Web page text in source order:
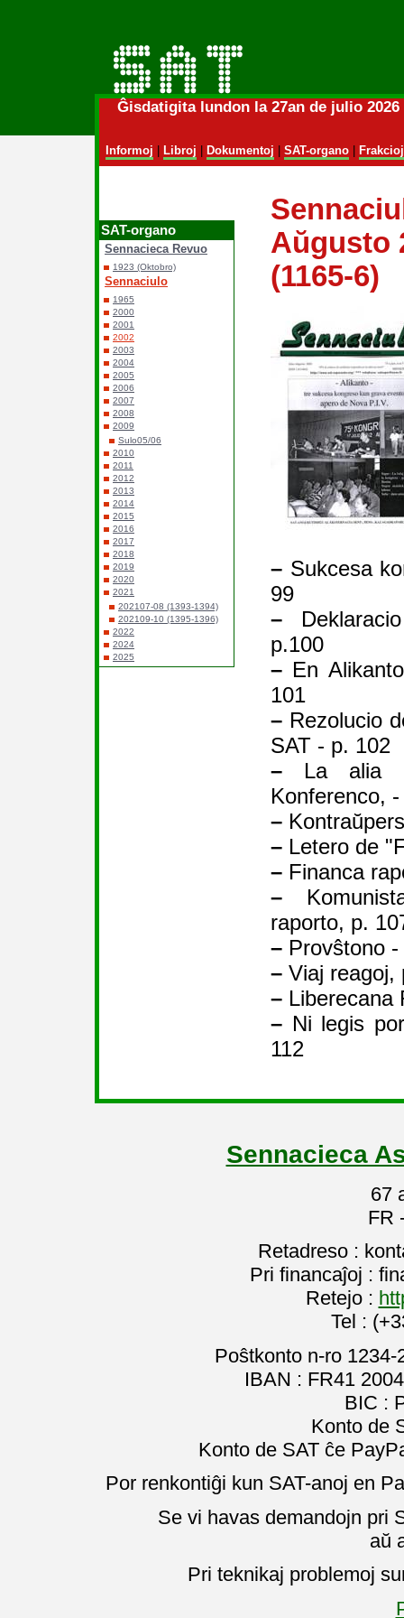
Ĝisdatigita lundon la 27an de julio
Informoj Libroj Dokumentoj SAT-organo| Frakcioj
SAT-organo
Sennacieca Revuo
1923 (Oktobro)
Sennaciulo
1965
2000
2001
2002
2003
2004
2005
2006
2007
2008
2009
Sulo05/06
2010
2011
2012
2013
2014
2015
2016
2017
2018
2019
2020
2021
202107-08 (1393-1394)
202109-10 (1395-1396)
2022
2024
2025
Aŭgusto
(1165-6)
– Sukcesa
99
–
p.100
– En
101
– Rezolucio
SAT - p. 102
– La alia
Konferenco,
–
– Letero de
– Financa
–
raporto, p.
– Provŝtono
– Viaj reagoj,
– Liberecana
– Ni legis
112
Sennacieca
67
FR
Retadreso :
Pri financaĵoj :
Retejo :
Tel :
Poŝtkonto n-ro
IBAN : FR41
BIC :
Konto de
Konto de SAT ĉe
Por renkontiĝi kun SAT-anoj en
Se vi havas demandojn pri
aŭ
Pri teknikaj problemoj